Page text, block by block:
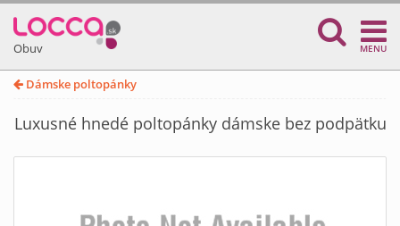
Obuv MENU
Dámske poltopánky
Luxusné hnedé poltopánky dámske bez podpätku